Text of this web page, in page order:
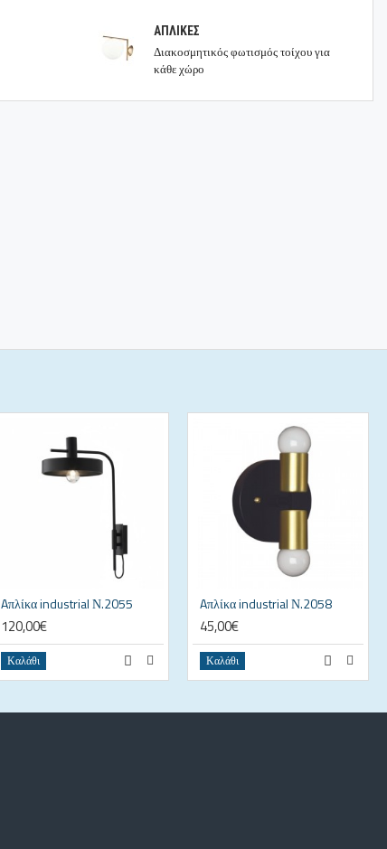
ΑΠΛΙΚΕΣ
Διακοσμητικός φωτισμός τοίχου για
κάθε χώρο
Aπλίκα industrial Ν.2055
120,00€
Καλάθι
Aπλίκα industrial Ν.2058
45,00€
Καλάθι